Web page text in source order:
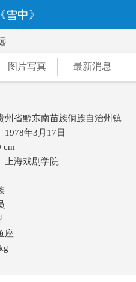
《雪中》
图片写真 最新消息
州省黔东南苗族侗族自治州镇
1978年3月17日
cm
上海戏剧学院
座